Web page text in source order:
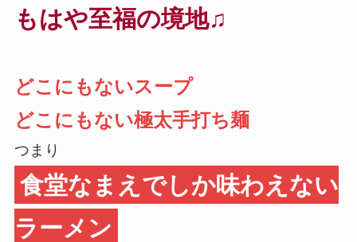
もはや至福の境地♫
どこにもないスープ
どこにもない極太手打ち麺
つまり
食堂なまえでしか味わえない
ラーメン